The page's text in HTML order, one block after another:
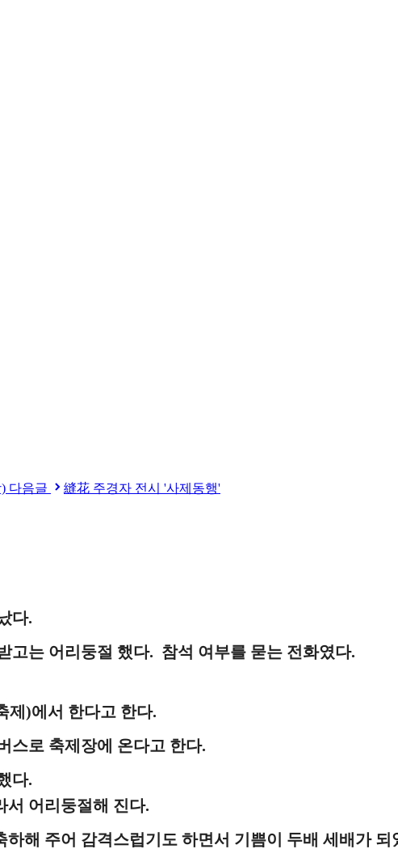
다음글 縫花 주경자 전시 '사제동행'
다.
고는 어리둥절 했다. 참석 여부를 묻는 전화였다.
제)에서 한다고 한다.
스로 축제장에 온다고 한다.
다.
서 어리둥절해 진다.
해 주어 감격스럽기도 하면서 기쁨이 두배 세배가 되